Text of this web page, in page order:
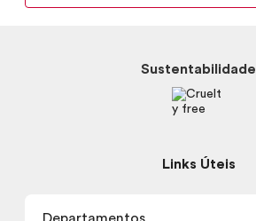
Sustentabilidade
Links Úteis